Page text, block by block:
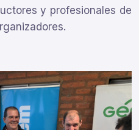
y profesionales de